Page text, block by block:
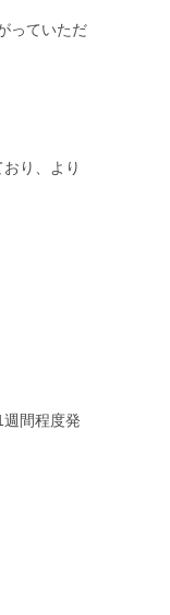
っていただ
り、より
間程度発